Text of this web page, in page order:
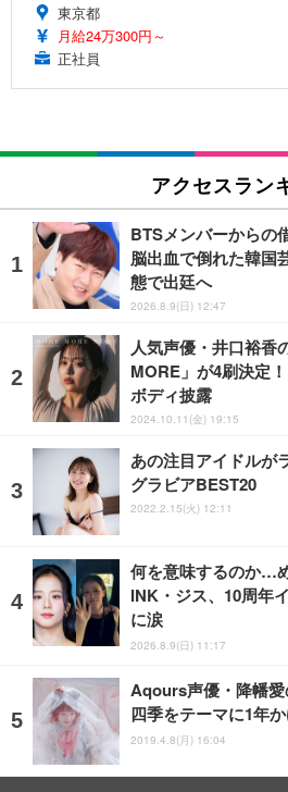
東京都
月給24万300円～
正社員
アクセスラン
BTSメンバーからの
脳出血で倒れた韓国
態で出廷へ
2026.8.9(日) 12:47
人気声優・井口裕
MORE」が4刷決定
ボディ披露
2024.10.11(金) 19:15
あの注目アイドルが
グラビアBEST20
2022.2.15(火) 12:11
何を意味するのか…
INK・ジス、10周年
に涙
2026.8.9(日) 11:17
Aqours声優・降幡愛
四季をテーマに1年
2019.4.8(月) 16:04